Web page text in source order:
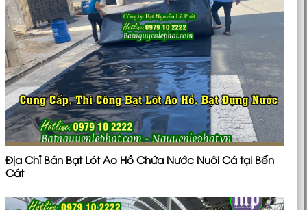
Địa Chỉ Bán Bạt Lót Ao Hồ Chứa Nước Nuôi Cá tại Bến
Cát